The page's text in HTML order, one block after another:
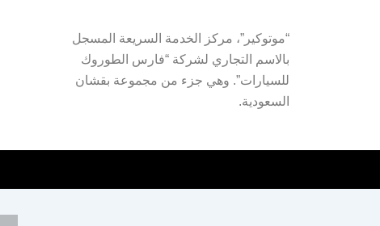
“موتوكير”، مركز الخدمة السريعة المسجل
بالاسم التجاري لشركة “فارس الطوروك
للسيارات”. وهي جزء من مجموعة بقشان
السعودية.